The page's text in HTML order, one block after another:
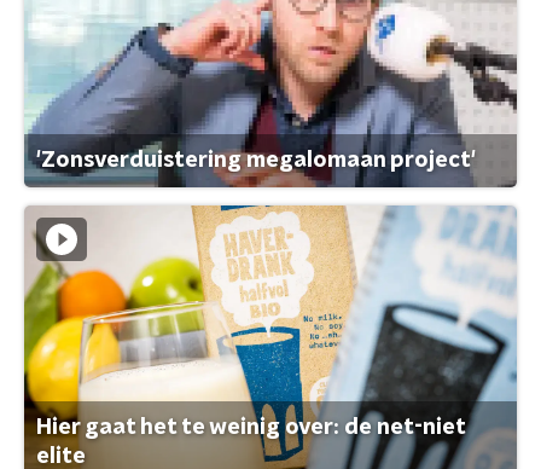
'Zonsverduistering megalomaan project'
Hier gaat het te weinig over: de net-niet
elite